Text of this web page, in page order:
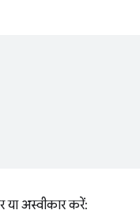
या अस्वीकार करें: